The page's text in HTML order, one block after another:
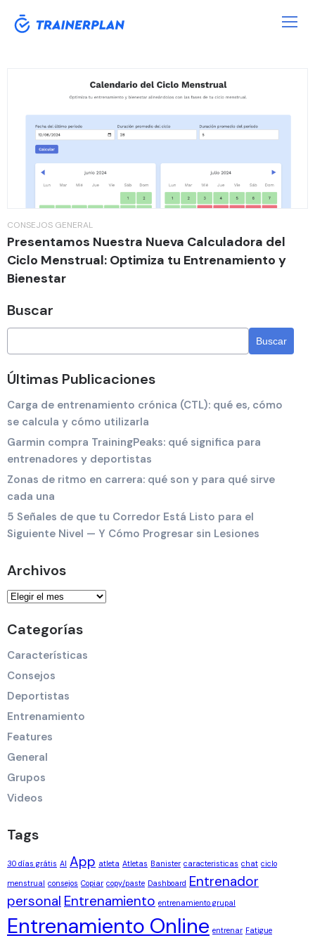
ciclo menstrual
CONSEJOS GENERAL
Presentamos Nuestra Nueva Calculadora del
Ciclo Menstrual: Optimiza tu Entrenamiento y
Bienestar
Buscar
Últimas Publicaciones
Carga de entrenamiento crónica (CTL): qué es, cómo
se calcula y cómo utilizarla
Garmin compra TrainingPeaks: qué significa para
entrenadores y deportistas
Zonas de ritmo en carrera: qué son y para qué sirve
cada una
5 Señales de que tu Corredor Está Listo para el
Siguiente Nivel — Y Cómo Progresar sin Lesiones
Archivos
Categorías
Características
Consejos
Deportistas
Entrenamiento
Features
General
Grupos
Videos
Tags
30 días grátis AI App atleta Atletas Banister caracteristicas chat ciclo
menstrual consejos Copiar copy/paste Dashboard Entrenador
personal Entrenamiento entrenamiento grupal
Entrenamiento Online entrenar Fatigue